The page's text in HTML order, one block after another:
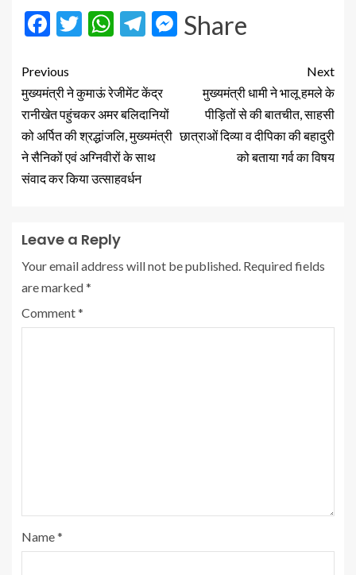
Facebook
Twitter
WhatsApp
Telegram
Messenger
Share
Previous
मुख्यमंत्री ने कुमाऊं रेजीमेंट केंद्र
रानीखेत पहुंचकर अमर बलिदानियों
को अर्पित की श्रद्धांजलि, मुख्यमंत्री
ने सैनिकों एवं अग्निवीरों के साथ
संवाद कर किया उत्साहवर्धन
Next
मुख्यमंत्री धामी ने भालू हमले के
पीड़ितों से की बातचीत, साहसी
छात्राओं दिव्या व दीपिका की बहादुरी
को बताया गर्व का विषय
Leave a Reply
Your email address will not be published. Required fields
are marked*
Comment*
Name*